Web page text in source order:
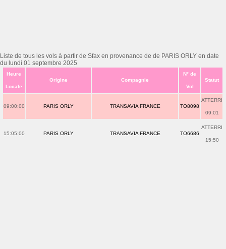
Liste de tous les vols à partir de Sfax en provenance de de PARIS ORLY en date
du lundi 01 septembre 2025
Heure
Locale
Origine Compagnie
N° de
Vol
Statut
09:00:00 PARIS ORLY TRANSAVIA FRANCE TO8098
ATTERRI
09:01
15:05:00 PARIS ORLY TRANSAVIA FRANCE TO6686
ATTERRI
15:50